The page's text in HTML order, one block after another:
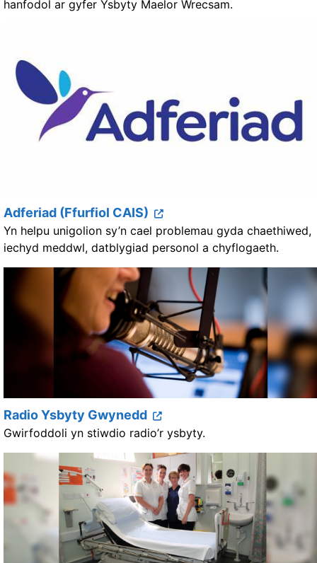
hanfodol ar gyfer Ysbyty Maelor Wrecsam.
Adferiad (Ffurfiol CAIS)
Yn helpu unigolion sy’n cael problemau gyda chaethiwed,
iechyd meddwl, datblygiad personol a chyflogaeth.
Radio Ysbyty Gwynedd
Gwirfoddoli yn stiwdio radio’r ysbyty.